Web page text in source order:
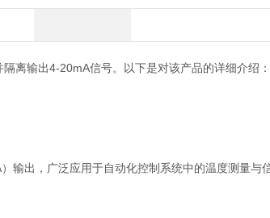
离输出4-20mA信号。以下是对该产品的详细介绍：
出，广泛应用于自动化控制系统中的温度测量与